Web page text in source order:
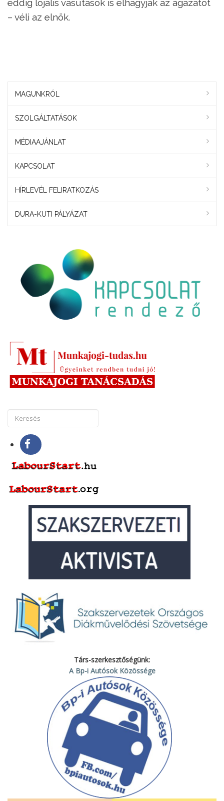
eddig lojális vasutasok is elhagyják az ágazatot
– véli az elnök.
MAGUNKRÓL
SZOLGÁLTATÁSOK
MÉDIAAJÁNLAT
KAPCSOLAT
HÍRLEVÉL FELIRATKOZÁS
DURA-KUTI PÁLYÁZAT
Társ-szerkesztőségünk:
A Bp-i Autósok Közössége